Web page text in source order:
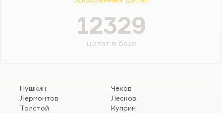
12329
цитат в базе
Пушкин
Лермонтов
Толстой
Чехов
Лесков
Куприн